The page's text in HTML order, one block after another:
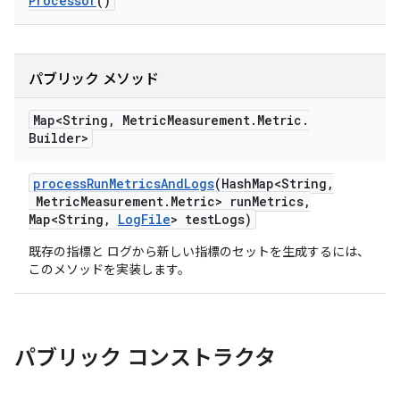
パブリック メソッド
Map<String , MetricMeasurement. Metric .
Builder>
processRunMetricsAndLogs(HashMap<String ,
MetricMeasurement. Metric> runMetrics,
Map<String , LogFile> testLogs)
既存の指標と ログから新しい指標のセットを生成するには、
このメソッドを実装します。
パブリック コンストラクタ